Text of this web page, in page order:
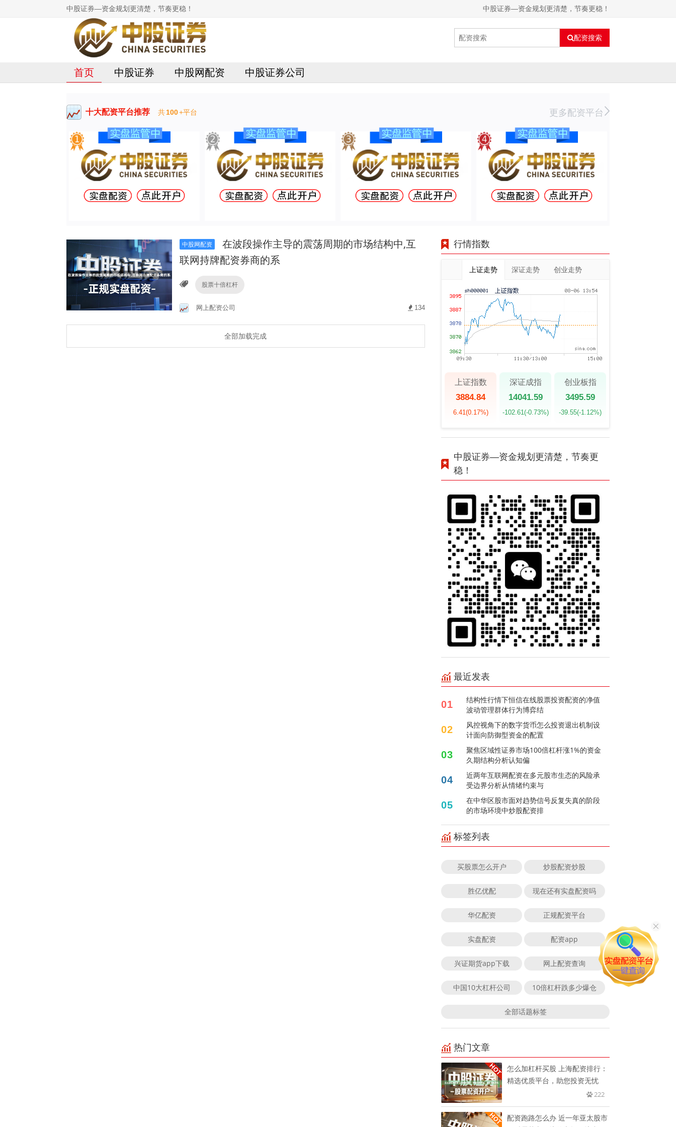
中股证券—资金规划更清楚，节奏更稳！ 中股证券—资金规划更清楚，节奏更稳！
配资搜索
首页 中股证券 中股网配资 中股证券公司
十大配资平台推荐 共100+平台 更多配资平台
中股网配资
在波段操作主导的震荡周期的市场结构中,互
联网持牌配资券商的系
股票十倍杠杆
网上配资公司 134
全部加载完成
行情指数
上证走势 深证走势 创业走势
上证指数
3884.84
6.41 (0.17%)
深证成指
14041.59
-102.61 (-0.73%)
创业板指
3495.59
-39.55(-1.12%)
中股证券—资金规划更清楚，节奏更
稳！
最近发表
01
结构性行情下恒信在线股票投资配资的净值
波动管理群体行为博弈结
02
风控视角下的数字货币怎么投资退出机制设
计面向防御型资金的配置
03
聚焦区域性证券市场100倍杠杆涨1%的资金
久期结构分析认知偏
04
近两年互联网配资在多元股市生态的风险承
受边界分析从情绪约束与
05
在中华区股市面对趋势信号反复失真的阶段
的市场环境中炒股配资排
标签列表
买股票怎么开户 炒股配资炒股
胜亿优配 现在还有实盘配资吗
华亿配资 正规配资平台
实盘配资 配资app
兴证期货app下载 网上配资查询
中国10大杠杆公司 10倍杠杆跌多少爆仓
全部话题标签
热门文章
怎么加杠杆买股 上海配资排行：
精选优质平台，助您投资无忧
222
配资跑路怎么办 近一年亚太股市